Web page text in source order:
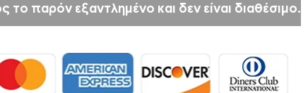
το παρόν εξαντλημένο και δεν είναι διαθέσιμο.